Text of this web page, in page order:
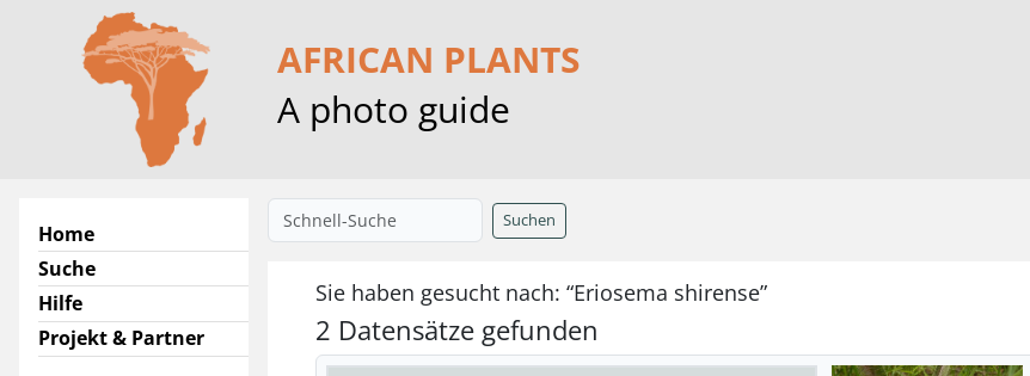
AFRICAN PLANTS
A photo guide
Home
Suche
Hilfe
Projekt & Partner
Suchen
Sie haben gesucht nach: “Eriosema shirense”
2 Datensätze gefunden